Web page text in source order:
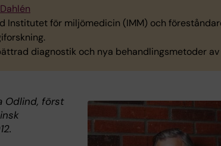
Institutet för miljömedicin (IMM) och
diagnostik och nya behandlingsmetoder av
Odlind, först